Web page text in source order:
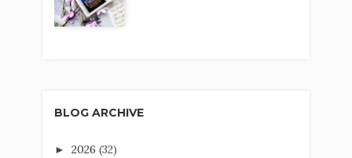
BLOG ARCHIVE
► 2026 (32)